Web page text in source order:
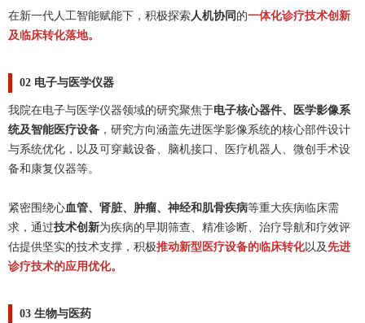
在新一代人工智能赋能下，积极探索 人机协同 的一体化诊疗技术创新
及临床转化落地。
02 电子与医学仪器
我院在电子与医学仪器领域的研究聚焦于电子核心器件、医学影像系
统及智能医疗设备 ，研究方向涵盖先进医学影像系统的核心部件设计
与系统优化，以及可穿戴设备、脑机接口、医疗机器人、微创手术设
备和康复仪器等。
紧密围绕心血管、肾脏、肿瘤、神经和肌骨疾病等重大疾病临床需
求，通过技术创新为疾病的早期筛查、精准诊断、治疗导航和疗效评
估提供坚实的技术支撑，积极推动新型医疗设备的临床转化以及先进
诊疗技术的应用优化。
03 生物与医药